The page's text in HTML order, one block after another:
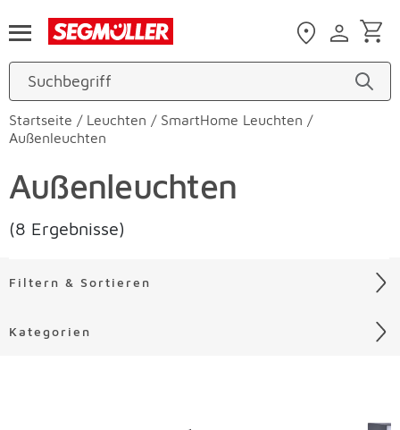
Startseite / Leuchten / SmartHome Leuchten /
Außenleuchten
Außenleuchten
(8 Ergebnisse)
Filtern & Sortieren
Kategorien